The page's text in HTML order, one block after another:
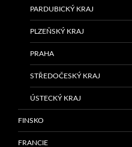
PARDUBICKÝ KRAJ
PLZEŇSKÝ KRAJ
PRAHA
STŘEDOČESKÝ KRAJ
ÚSTECKÝ KRAJ
FINSKO
FRANCIE